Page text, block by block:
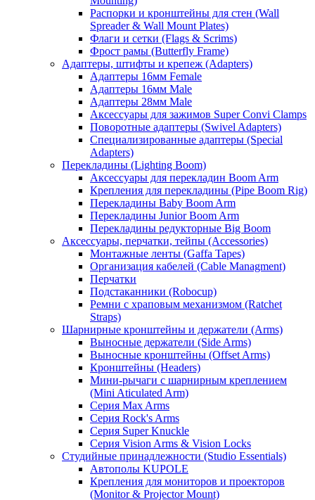
Распорки и кронштейны для стен (Wall
Spreader & Wall Mount Plates)
Флаги и сетки (Flags & Scrims)
Фрост рамы (Butterfly Frame)
Адаптеры, штифты и крепеж (Adapters)
Адаптеры 16мм Female
Адаптеры 16мм Male
Адаптеры 28мм Male
Аксессуары для зажимов Super Convi Clamps
Поворотные адаптеры (Swivel Adapters)
Специализированные адаптеры (Special
Adapters)
Перекладины (Lighting Boom)
Аксессуары для перекладин Boom Arm
Крепления для перекладины (Pipe Boom Rig)
Перекладины Baby Boom Arm
Перекладины Junior Boom Arm
Перекладины редукторные Big Boom
Аксессуары, перчатки, тейпы (Accessories)
Монтажные ленты (Gaffa Tapes)
Организация кабелей (Cable Managment)
Перчатки
Подстаканники (Robocup)
Ремни с храповым механизмом (Ratchet
Straps)
Шарнирные кронштейны и держатели (Arms)
Выносные держатели (Side Arms)
Выносные кронштейны (Offset Arms)
Кронштейны (Headers)
Мини-рычаги с шарнирным креплением
(Mini Aticulated Arm)
Серия Max Arms
Серия Rock's Arms
Серия Super Knuckle
Серия Vision Arms & Vision Locks
Студийные принадлежности (Studio Essentials)
Автополы KUPOLE
Крепления для мониторов и проекторов
(Monitor & Projector Mount)